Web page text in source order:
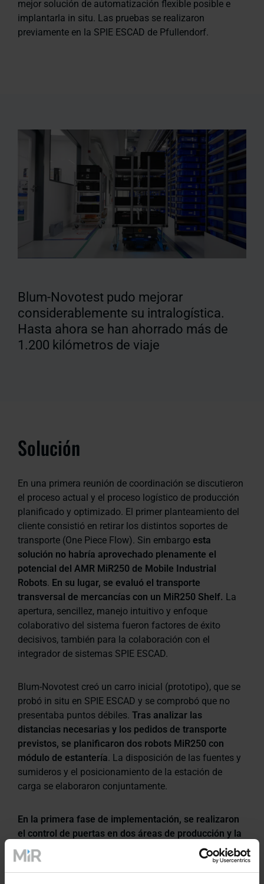
mejor solución de automatización flexible posible e
implantarla in situ. Las pruebas se realizaron
previamente en la SPIE ESCAD de Pfullendorf.
Blum-Novotest pudo mejorar
considerablemente su intralogística.
Hasta ahora se han ahorrado más de
1.200 kilómetros de viaje
Solución
En una primera reunión de coordinación se discutieron
el proceso actual y el proceso logístico de producción
planificado y optimizado. El primer planteamiento del
cliente consistió en retirar los distintos soportes de
transporte (One Piece Flow). Sin embargo esta
solución no habría aprovechado plenamente el
potencial del AMR MiR250 de Mobile Industrial
Robots. En su lugar, se evaluó el transporte
transversal de mercancías con un MiR250 Shelf. La
apertura, sencillez, manejo intuitivo y enfoque
colaborativo del sistema fueron factores de éxito
decisivos, también para la colaboración con el
integrador de sistemas SPIE ESCAD.
Blum-Novotest creó un carro inicial (prototipo), que se
probó in situ en SPIE ESCAD y se comprobó que no
presentaba puntos débiles. Tras analizar las
distancias necesarias y los pedidos de transporte
previstos, se planificaron dos robots MiR250 con
módulo de estantería. La disposición de las fuentes y
sumideros y el posicionamiento de la estación de
carga se elaboraron conjuntamente.
En la primera fase de implementación, se realizaron
el control de puertas en dos áreas de producción y la
conexión del ascensor con el fabricante, y se instaló y
probó el software MiR Fleet.
Se analizaron errores
esporádicos en la comunicación con el ascensor